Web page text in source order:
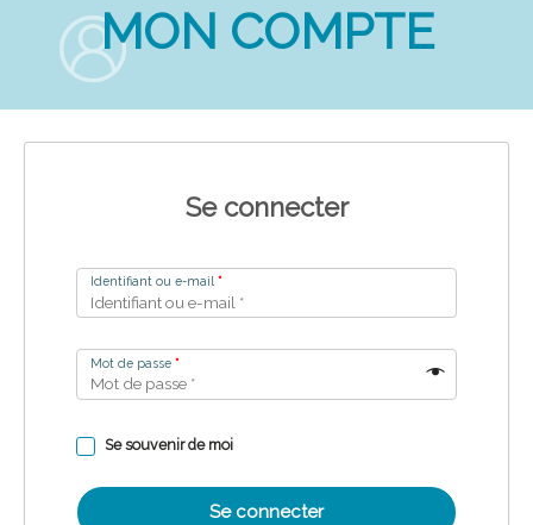
MON COMPTE
Se connecter
Identifiant ou e-mail *
Mot de passe *
Se souvenir de moi
Se connecter